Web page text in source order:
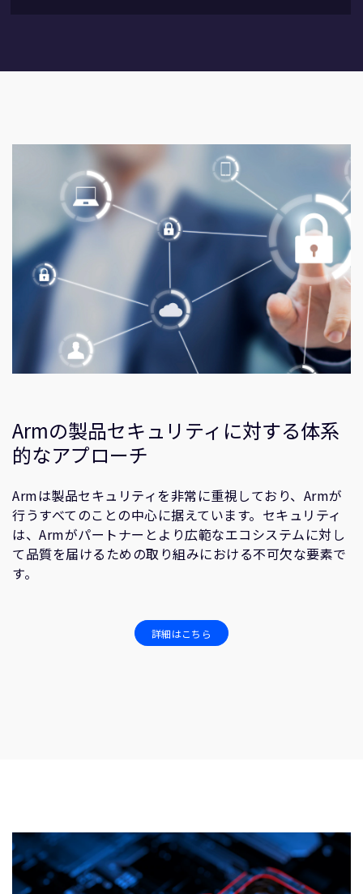
Armの製品セキュリティに対する体系
的なアプローチ
Armは製品セキュリティを非常に重視しており、Armが
行うすべてのことの中心に据えています。セキュリティ
は、Armがパートナーとより広範なエコシステムに対し
て品質を届けるための取り組みにおける不可欠な要素で
す。
詳細はこちら